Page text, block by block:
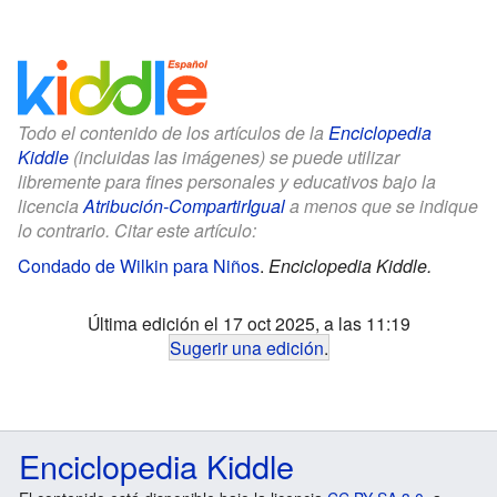
Todo el contenido de los artículos de la Enciclopedia
Kiddle (incluidas las imágenes) se puede utilizar
libremente para fines personales y educativos bajo la
licenciaAtribución-CompartirIguala menos que se indique
lo contrario. Citar este artículo:
Condado de Wilkin para Niños. Enciclopedia Kiddle.
Última edición el 17 oct 2025, a las 11:19
Sugerir una edición.
Enciclopedia Kiddle